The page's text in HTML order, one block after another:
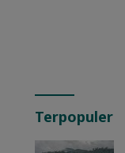
Terpopuler